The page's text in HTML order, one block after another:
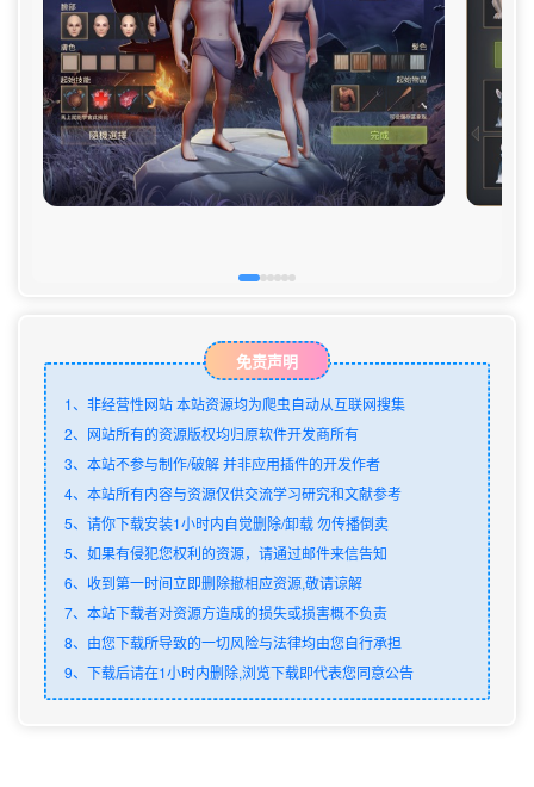
免责声明
1、非经营性网站 本站资源均为爬虫自动从互联网搜集
2、网站所有的资源版权均归原软件开发商所有
3、本站不参与制作/破解 并非应用插件的开发作者
4、本站所有内容与资源仅供交流学习研究和文献参考
5、请你下载安装1小时内自觉删除/卸载 勿传播倒卖
5、如果有侵犯您权利的资源，请通过邮件来信告知
6、收到第一时间立即删除撤相应资源,敬请谅解
7、本站下载者对资源方造成的损失或损害概不负责
8、由您下载所导致的一切风险与法律均由您自行承担
9、下载后请在1小时内删除,浏览下载即代表您同意公告